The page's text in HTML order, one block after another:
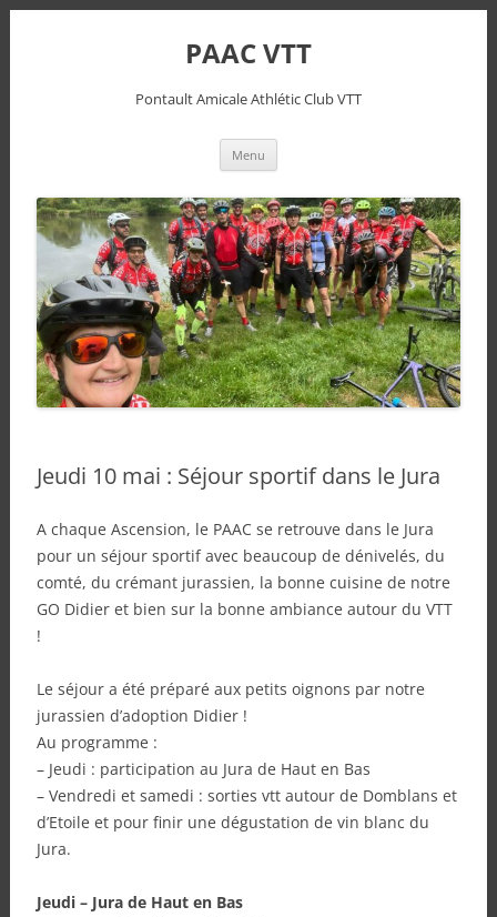
PAAC VTT
Pontault Amicale Athlétic Club VTT
Menu
Jeudi 10 mai : Séjour sportif dans le Jura
A chaque Ascension, le PAAC se retrouve dans le Jura
pour un séjour sportif avec beaucoup de dénivelés, du
comté, du crémant jurassien, la bonne cuisine de notre
GO Didier et bien sur la bonne ambiance autour du VTT
!
Le séjour a été préparé aux petits oignons par notre
jurassien d’adoption Didier !
Au programme :
– Jeudi : participation au Jura de Haut en Bas
– Vendredi et samedi : sorties vtt autour de Domblans et
d’Etoile et pour finir une dégustation de vin blanc du
Jura.
Jeudi – Jura de Haut en Bas